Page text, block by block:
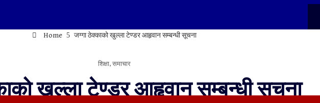
Home जग्गा ठेक्काको खुल्ला टेण्डर आहृवान सम्बन्धी सूचना
शिक्षा, समाचार
खुल्ला टेण्डर आहृवान सम्बन्धी सूचना